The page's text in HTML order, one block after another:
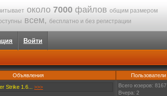
около 7000 файлов общим размером
всем, бесплатно и без регистрации
Войти
Объявления
Strike 1.6...
>>>
Пользователи
Всего юзеров: 8167
Вчера: 2